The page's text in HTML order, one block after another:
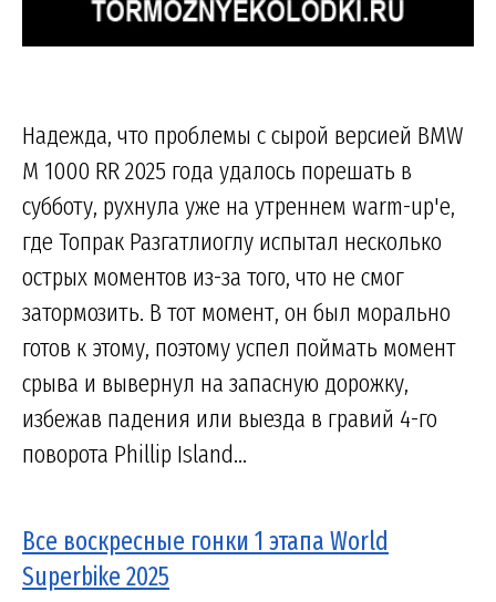
Надежда, что проблемы с сырой версией BMW
M 1000 RR 2025 года удалось порешать в
субботу, рухнула уже на утреннем warm-up'е,
где Топрак Разгатлиоглу испытал несколько
острых моментов из-за того, что не смог
затормозить. В тот момент, он был морально
готов к этому, поэтому успел поймать момент
срыва и вывернул на запасную дорожку,
избежав падения или выезда в гравий 4-го
поворота Phillip Island...
Все воскресные гонки 1 этапа World
Superbike 2025